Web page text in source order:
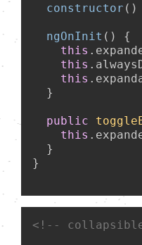
constructor ( )
ngOnInit ( ) {
this .
this .
this .
  }
public
this .
  }
}
<!--